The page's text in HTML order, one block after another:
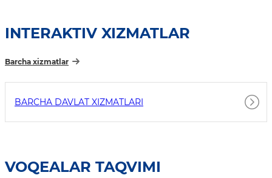
INTERAKTIV XIZMATLAR
Barcha xizmatlar
BARCHA DAVLAT XIZMATLARI
VOQEALAR TAQVIMI